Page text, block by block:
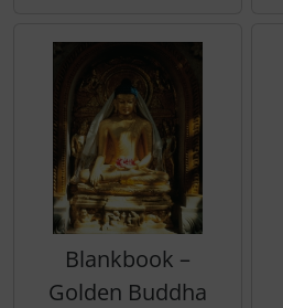
Blankbook –
Golden Buddha